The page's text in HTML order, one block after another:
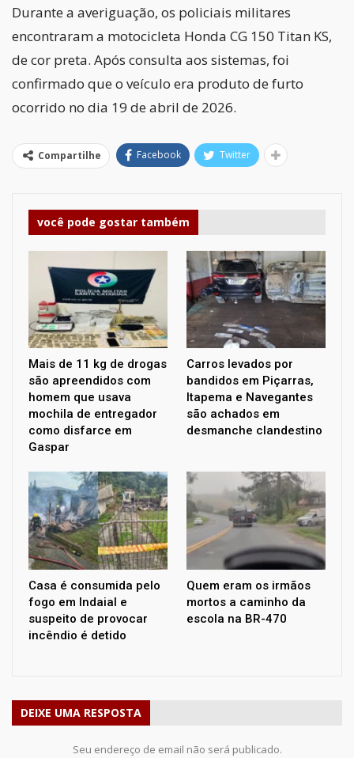
Durante a averiguação, os policiais militares
encontraram a motocicleta Honda CG 150 Titan KS,
de cor preta. Após consulta aos sistemas, foi
confirmado que o veículo era produto de furto
ocorrido no dia 19 de abril de 2026.
Compartilhe Facebook Twitter
você pode gostar também
Mais de 11 kg de drogas
são apreendidos com
homem que usava
mochila de entregador
como disfarce em
Gaspar
Carros levados por
bandidos em Piçarras,
Itapema e Navegantes
são achados em
desmanche clandestino
Casa é consumida pelo
fogo em Indaial e
suspeito de provocar
incêndio é detido
Quem eram os irmãos
mortos a caminho da
escola na BR-470
DEIXE UMA RESPOSTA
Seu endereço de email não será publicado.